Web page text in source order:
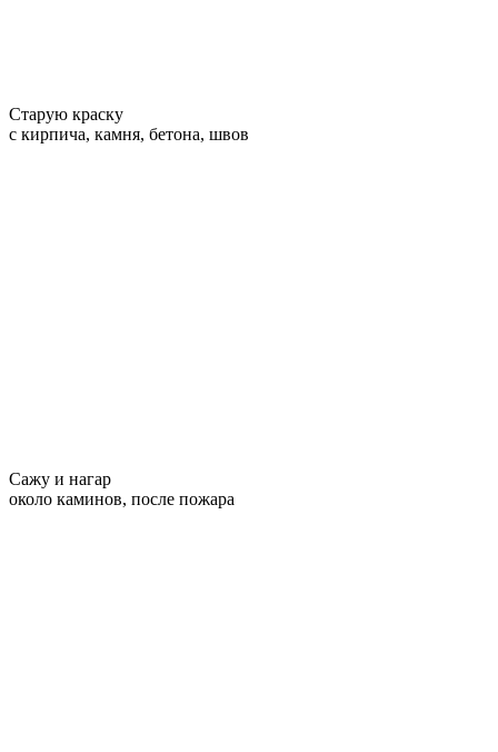
Старую краску
с кирпича, камня, бетона, швов
Сажу и нагар
около каминов, после пожара